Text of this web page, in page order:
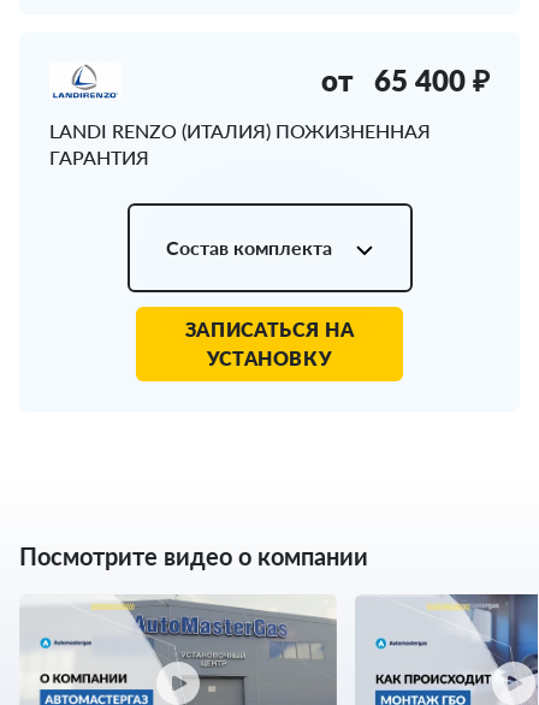
LANDI RENZO (ИТАЛИЯ) ПОЖИЗНЕННАЯ
ГАРАНТИЯ
от 65 400 ₽
Состав комплекта
ЗАПИСАТЬСЯ НА
УСТАНОВКУ
Посмотрите видео о компании